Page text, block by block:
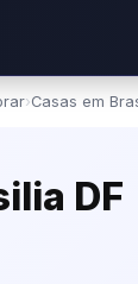
›Casas em
DF